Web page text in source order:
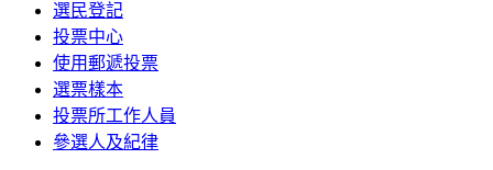
選民登記
投票中心
使用郵遞投票
選票樣本
投票所工作人員
參選人及紀律